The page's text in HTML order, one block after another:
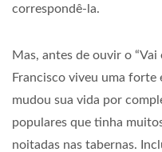
correspondê-la.
Mas, antes de ouvir o
Francisco viveu uma forte
mudou sua vida por
populares que tinha
noitadas nas tabernas.